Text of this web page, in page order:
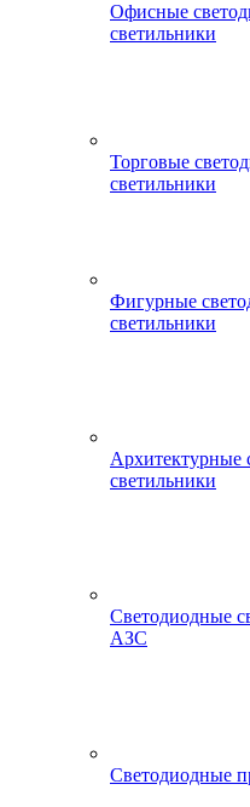
Офисные
светильники
Торговые
светильники
Фигурные
светильники
Архитектурные
светильники
Светодиодные
АЗС
Светодиодные